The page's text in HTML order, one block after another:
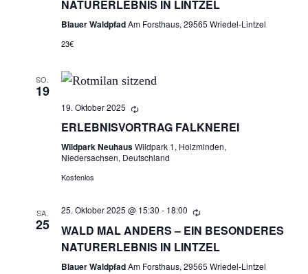
U
N
C
H
NATURERLEBNIS IN LINTZEL
Blauer WaldpfadAm Forsthaus, 29565 Wriedel-Lintzel
23€
SO.
19
19. Oktober 2025
ERLEBNISVORTRAG FALKNEREI
Wildpark NeuhausWildpark 1, Holzminden,
Niedersachsen, Deutschland
Kostenlos
SA.
25
25. Oktober 2025 @ 15:30 - 18:00
WALD MAL ANDERS – EIN BESONDERES
NATURERLEBNIS IN LINTZEL
Blauer WaldpfadAm Forsthaus, 29565 Wriedel-Lintzel